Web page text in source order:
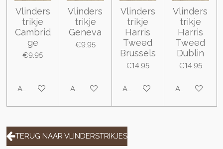
Vlinders
trikje
Cambrid
ge
€9.95
Add to cart
Vlinders
trikje
Geneva
€9.95
Add to cart
Vlinders
trikje
Harris
Tweed
Brussels
€14.95
Add to cart
Vlinders
trikje
Harris
Tweed
Dublin
€14.95
Add to cart
TERUG NAAR VLINDERSTRIKJES